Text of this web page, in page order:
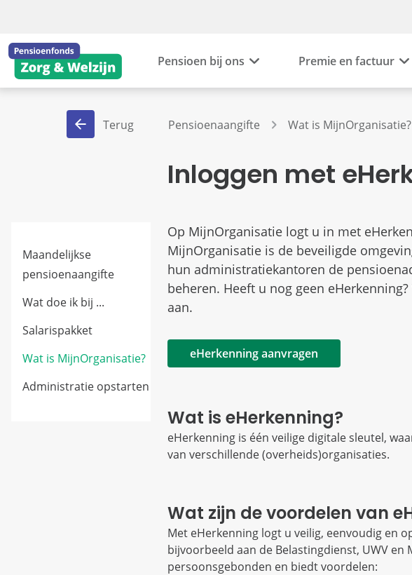
Pensioen bij ons Premie en factuur
Terug Pensioenaangifte Wat is MijnOrganisatie?
Inloggen met
Maandelijkse
pensioenaangifte
Wat doe ik bij ...
Salarispakket
Wat is MijnOrganisatie?
Administratie opstarten
Op MijnOrganisatie logt u in met
MijnOrganisatie is de beveiligde
hun administratiekantoren de
beheren. Heeft u nog geen
aan.
eHerkenning aanvragen
Wat is eHerkenning?
eHerkenning is één veilige digitale sleutel,
van verschillende (overheids)organisaties.
Wat zijn de voordelen van
Met eHerkenning logt u veilig, eenvoudig en
bijvoorbeeld aan de Belastingdienst, UWV en
persoonsgebonden en biedt voordelen: